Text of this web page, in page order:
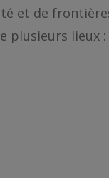
et de
lieux :